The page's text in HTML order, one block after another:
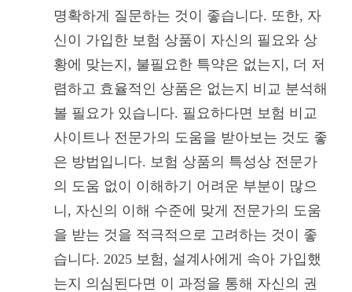
명확하게 질문하는 것이 좋습니다. 또한, 자
신이 가입한 보험 상품이 자신의 필요와 상
황에 맞는지, 불필요한 특약은 없는지, 더 저
렴하고 효율적인 상품은 없는지 비교 분석해
볼 필요가 있습니다. 필요하다면 보험 비교
사이트나 전문가의 도움을 받아보는 것도 좋
은 방법입니다. 보험 상품의 특성상 전문가
의 도움 없이 이해하기 어려운 부분이 많으
니, 자신의 이해 수준에 맞게 전문가의 도움
을 받는 것을 적극적으로 고려하는 것이 좋
습니다. 2025 보험, 설계사에게 속아 가입했
는지 의심된다면 이 과정을 통해 자신의 권